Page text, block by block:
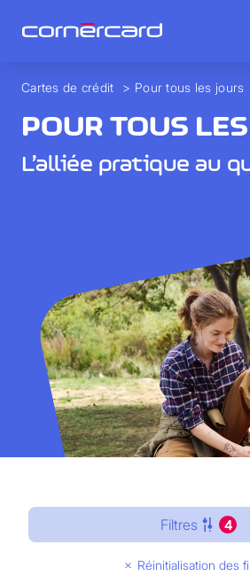
Cartes de crédit > Pour tous les jours
POUR TOUS
L’alliée pratique au
Filtres 4
Réinitialisation des